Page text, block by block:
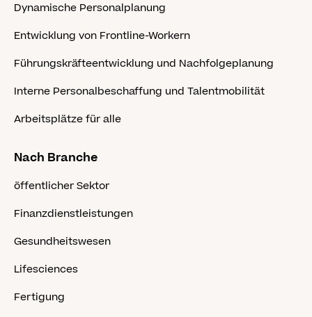
Dynamische Personalplanung
Entwicklung von Frontline-Workern
Führungskräfteentwicklung und Nachfolgeplanung
Interne Personalbeschaffung und Talentmobilität
Arbeitsplätze für alle
Nach Branche
öffentlicher Sektor
Finanzdienstleistungen
Gesundheitswesen
Lifesciences
Fertigung